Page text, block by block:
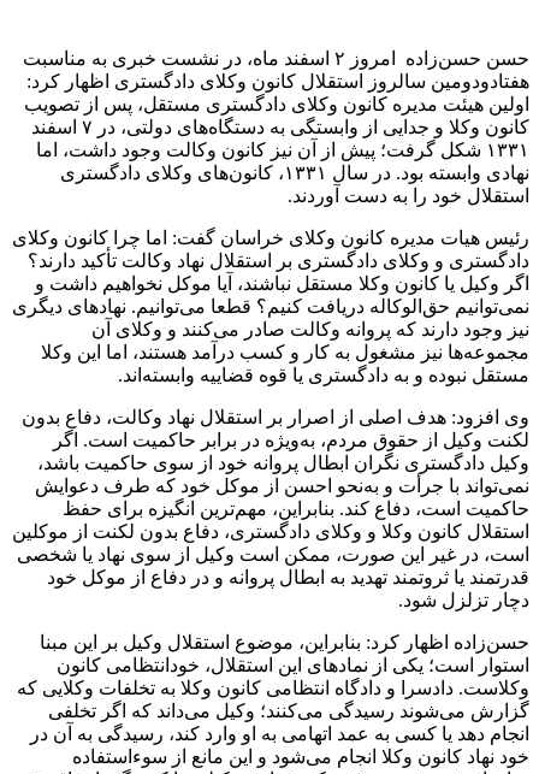
حسن حسن‌زاده امروز ۲ اسفند ماه، در نشست خبری به مناسبت
هفتادودومین سالروز استقلال کانون وکلای دادگستری اظهار کرد:
اولین هیئت مدیره کانون وکلای دادگستری مستقل، پس از تصویب
کانون وکلا و جدایی از وابستگی به دستگاه‌های دولتی، در ۷ اسفند
۱۳۳۱ شکل گرفت؛ پیش از آن نیز کانون وکالت وجود داشت، اما
نهادی وابسته بود. در سال ۱۳۳۱، کانون‌های وکلای دادگستری
استقلال خود را به دست آوردند.
رئیس هیات مدیره کانون وکلای خراسان گفت: اما چرا کانون وکلای
دادگستری و وکلای دادگستری بر استقلال نهاد وکالت تأکید دارند؟
اگر وکیل یا کانون وکلا مستقل نباشند، آیا موکل نخواهیم داشت و
نمی‌توانیم حق‌الوکاله دریافت کنیم؟ قطعا می‌توانیم. نهادهای دیگری
نیز وجود دارند که پروانه وکالت صادر می‌کنند و وکلای آن
مجموعه‌ها نیز مشغول به کار و کسب درآمد هستند، اما این وکلا
مستقل نبوده و به دادگستری یا قوه قضاییه وابسته‌اند.
وی افزود: هدف اصلی از اصرار بر استقلال نهاد وکالت، دفاع بدون
لکنت وکیل از حقوق مردم، به‌ویژه در برابر حاکمیت است. اگر
وکیل دادگستری نگران ابطال پروانه خود از سوی حاکمیت باشد،
نمی‌تواند با جرأت و به‌نحو احسن از موکل خود که طرف دعوایش
حاکمیت است، دفاع کند. بنابراین، مهم‌ترین انگیزه برای حفظ
استقلال کانون وکلا و وکلای دادگستری، دفاع بدون لکنت از موکلین
است، در غیر این صورت، ممکن است وکیل از سوی نهاد یا شخصی
قدرتمند یا ثروتمند تهدید به ابطال پروانه و در دفاع از موکل خود
دچار تزلزل شود.
حسن‌زاده اظهار کرد: بنابراین، موضوع استقلال وکیل بر این مبنا
استوار است؛ یکی از نمادهای این استقلال، خودانتظامی کانون
وکلاست. دادسرا و دادگاه انتظامی کانون وکلا به تخلفات وکلایی که
گزارش می‌شوند رسیدگی می‌کنند؛ وکیل می‌داند که اگر تخلفی
انجام دهد یا کسی به عمد اتهامی به او وارد کند، رسیدگی به آن در
خود نهاد کانون وکلا انجام می‌شود و این مانع از سوءاستفاده